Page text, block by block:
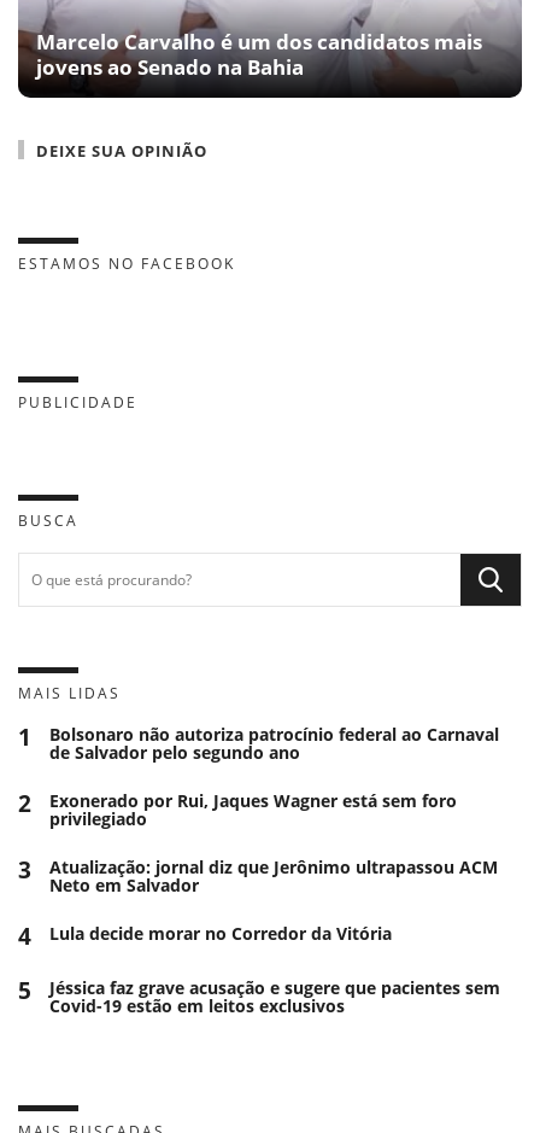
Marcelo Carvalho é um dos candidatos mais
jovens ao Senado na Bahia
DEIXE SUA OPINIÃO
ESTAMOS NO FACEBOOK
PUBLICIDADE
BUSCA
MAIS LIDAS
1 Bolsonaro não autoriza patrocínio federal ao Carnaval
de Salvador pelo segundo ano
2 Exonerado por Rui, Jaques Wagner está sem foro
privilegiado
3 Atualização: jornal diz que Jerônimo ultrapassou ACM
Neto em Salvador
4 Lula decide morar no Corredor da Vitória
5 Jéssica faz grave acusação e sugere que pacientes sem
Covid-19 estão em leitos exclusivos